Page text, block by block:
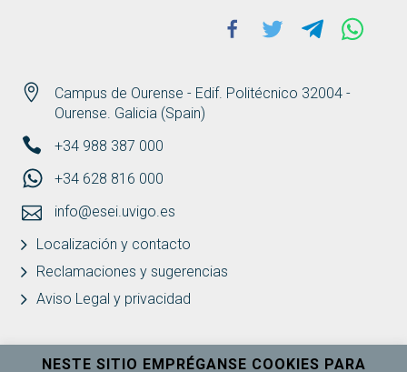
Campus de Ourense - Edif. Politécnico 32004 -
Ourense. Galicia (Spain)
+34 988 387 000
+34 628 816 000
info@esei.uvigo.es
Localización y contacto
Reclamaciones y sugerencias
Aviso Legal y privacidad
Facebook
Twitter Telegram
NESTE SITIO EMPRÉGANSE COOKIES PARA